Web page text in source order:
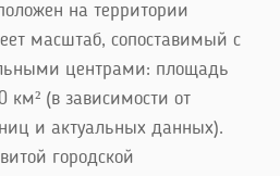
на территории
масштаб, сопоставимый с
центрами: площадь
(в зависимости от
и актуальных данных).
городской